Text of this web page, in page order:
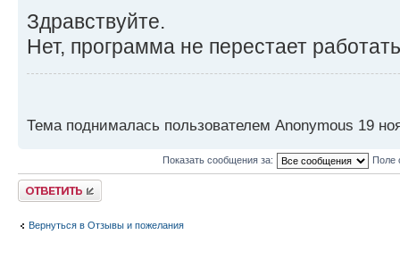
Здравствуйте.
Нет, программа не перестает
Тема поднималась пользователем Anonymous 19
Показать сообщения за: Поле
Ответить
Вернуться в Отзывы и пожелания